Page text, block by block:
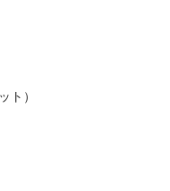
ト）